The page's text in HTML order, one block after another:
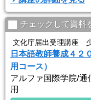
通学講座 ※各校舎とも自
★平日週2日コース
（※校舎により曜日が変わ
★土曜コース
チェックして資料
文化庁届出受理講座
日本語教師養成４２
用コース）
アルファ国際学院/通
用